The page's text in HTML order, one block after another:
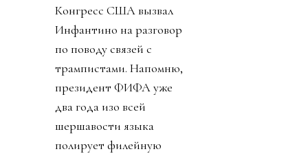
Конгресс США вызвал
Инфантино на разговор
по поводу связей с
трампистами. Напомню,
президент ФИФА уже
два года изо всей
шершавости языка
полирует филейную